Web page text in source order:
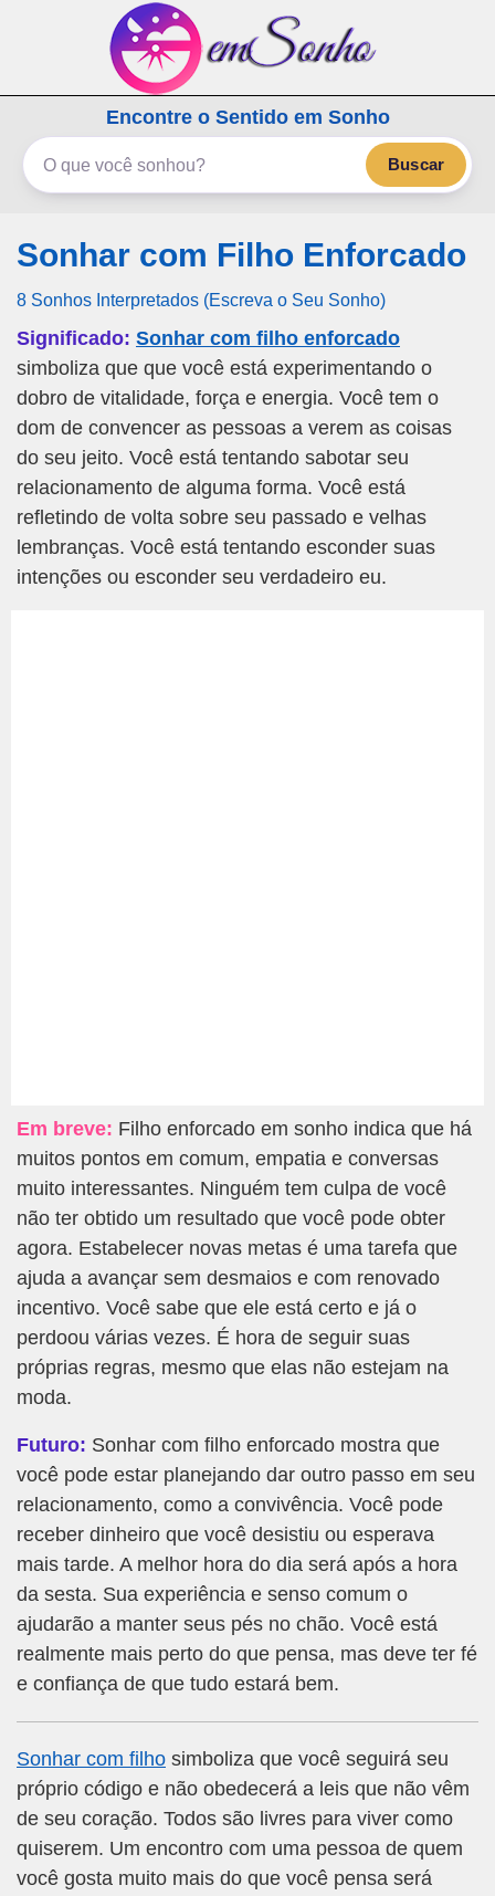
emSonho.com
Os sonhos significam mais
Encontre o Sentido em Sonho
Buscar
Sonhar com Filho Enforcado
8 Sonhos Interpretados (Escreva o Seu Sonho)
Significado: Sonhar com filho enforcado
simboliza que que você está experimentando o
dobro de vitalidade, força e energia. Você tem o
dom de convencer as pessoas a verem as coisas
do seu jeito. Você está tentando sabotar seu
relacionamento de alguma forma. Você está
refletindo de volta sobre seu passado e velhas
lembranças. Você está tentando esconder suas
intenções ou esconder seu verdadeiro eu.
Em breve: Filho enforcado em sonho indica que há
muitos pontos em comum, empatia e conversas
muito interessantes. Ninguém tem culpa de você
não ter obtido um resultado que você pode obter
agora. Estabelecer novas metas é uma tarefa que
ajuda a avançar sem desmaios e com renovado
incentivo. Você sabe que ele está certo e já o
perdoou várias vezes. É hora de seguir suas
próprias regras, mesmo que elas não estejam na
moda.
Futuro: Sonhar com filho enforcado mostra que
você pode estar planejando dar outro passo em seu
relacionamento, como a convivência. Você pode
receber dinheiro que você desistiu ou esperava
mais tarde. A melhor hora do dia será após a hora
da sesta. Sua experiência e senso comum o
ajudarão a manter seus pés no chão. Você está
realmente mais perto do que pensa, mas deve ter fé
e confiança de que tudo estará bem.
Sonhar com filho simboliza que você seguirá seu
próprio código e não obedecerá a leis que não vêm
de seu coração. Todos são livres para viver como
quiserem. Um encontro com uma pessoa de quem
você gosta muito mais do que você pensa será